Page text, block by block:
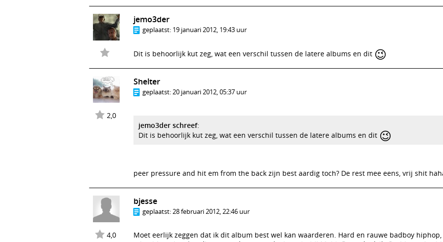
jemo3der
geplaatst: 19 januari 2012, 19:43 uur
Dit is behoorlijk kut zeg, wat een verschil tussen de latere albums en dit 😉
2,0
Shelter
geplaatst:20 januari 2012, 05:37 uur
jemo3der schreef:
Dit is behoorlijk kut zeg, wat een verschil tussen de latere albums en dit 😉
peer pressure and hit em from the back zijn best aardig toch? De rest mee eens, vrij shit
4,0
bjesse
geplaatst:28 februari 2012, 22:46 uur
Moet eerlijk zeggen dat ik dit album best wel kan waarderen. Hard en rauwe badboy hiphop,